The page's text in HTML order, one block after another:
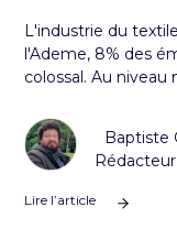
L'industrie du
l'Ademe, 8% des
colossal. Au
Baptiste
Lire l’article